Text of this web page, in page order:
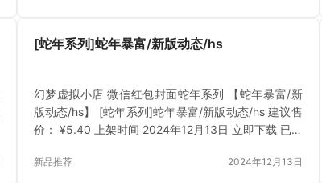
[蛇年系列]蛇年暴富/新版动态/hs
幻梦虚拟小店 微信红包封面蛇年系列 【蛇年暴富/新
版动态/hs】 [蛇年系列]蛇年暴富/新版动态/hs 建议售
价： ¥5.40 上架时间 2024年12月13日 立即下载 已付
新品推荐 2024年12月13日